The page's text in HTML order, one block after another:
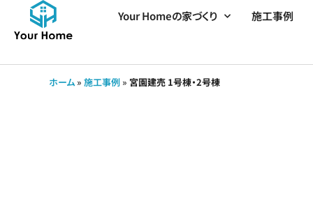
Your Homeの家づくり 施工事例
ホーム» 施工事例 » 宮園建売 1号棟・2号棟